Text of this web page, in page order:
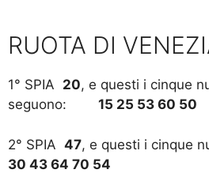
RUOTA DI
1° SPIA 20, e questi i cinque
seguono: 15 25 53 60 50
2° SPIA 47, e questi i cinque
30 43 64 70 54